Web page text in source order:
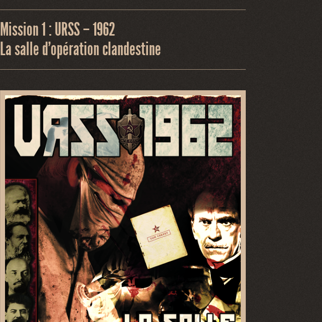
Mission 1 : URSS – 1962
La salle d’opération clandestine